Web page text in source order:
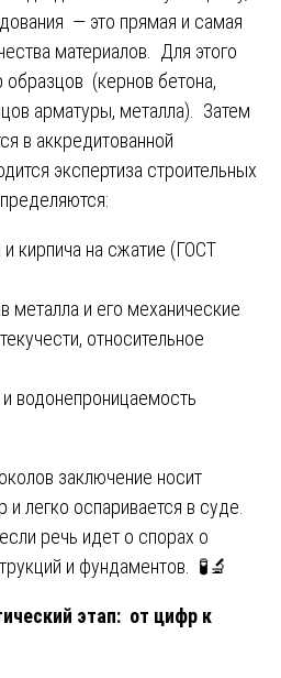
— это прямая и самая
материалов. Для этого
образцов (кернов бетона,
арматуры, металла). Затем
в аккредитованной
экспертиза строительных
кирпича на сжатие (ГОСТ
металла и его механические
относительное
водонепроницаемость
заключение носит
и легко оспаривается в суде.
речь идет о спорах о
и фундаментов. 🧪🔬
этап: от цифр к